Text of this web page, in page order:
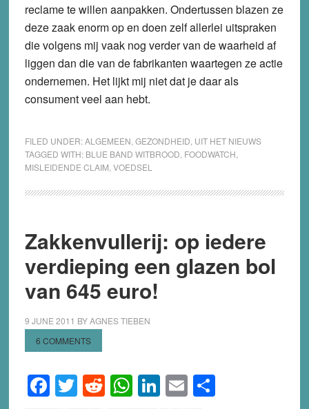
reclame te willen aanpakken. Ondertussen blazen ze
deze zaak enorm op en doen zelf allerlei uitspraken
die volgens mij vaak nog verder van de waarheid af
liggen dan die van de fabrikanten waartegen ze actie
ondernemen. Het lijkt mij niet dat je daar als
consument veel aan hebt.
FILED UNDER:ALGEMEEN GEZONDHEID UIT HET NIEUWS
TAGGED WITH: BLUE BAND WITBROOD FOODWATCH
MISLEIDENDE CLAIM VOEDSEL
Zakkenvullerij: op iedere
verdieping een glazen bol
van 645 euro!
9 JUNE 2011 BYAGNES TIEBEN
6 COMMENTS
Facebook
Twitter
Reddit
WhatsApp
LinkedIn
EmailShare